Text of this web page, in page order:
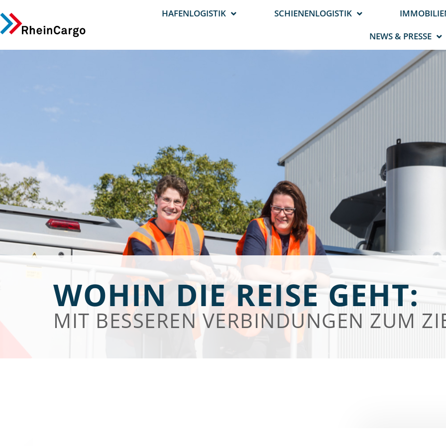
HAFENLOGISTIK SCHIENENLOGISTIK
NEWS & PRESSE
WOHIN DIE REISE GEHT:
MIT BESSEREN VERBINDUNGEN ZUM